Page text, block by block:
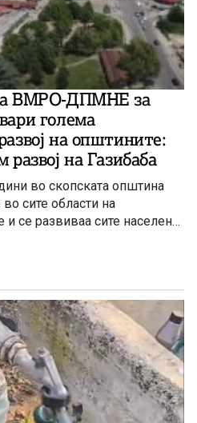
ВМРО-ДПМНЕ за
голема
на општините:
развој на Газибаба
во скопската општина
сите области на
се развиваа сите населени